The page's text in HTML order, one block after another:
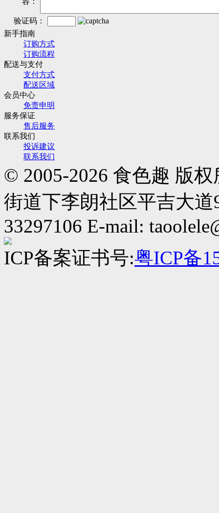
验证码：
新手指南
订购方式
订购流程
配送与支付
支付方式
配送区域
会员中心
免责申明
服务保证
售后服务
联系我们
投诉建议
联系我们
© 2005-2026 食色趣 版
街道下李朗社区平吉大道
33297106 E-mail:
ICP备案证书号:粤ICP备